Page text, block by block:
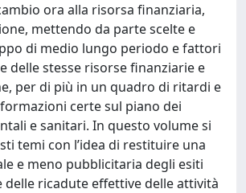
ora alla risorsa finanziaria,
mettendo da parte scelte e
di medio lungo periodo e fattori
delle stesse risorse finanziarie e
per di più in un quadro di ritardi e
certe sul piano dei
e sanitari. In questo volume si
temi con l’idea di restituire una
e meno pubblicitaria degli esiti
delle ricadute effettive delle attività